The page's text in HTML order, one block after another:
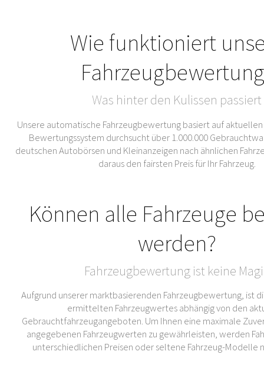
Wie funktioniert
Was hinter den Kulissen passiert
Unsere automatische Fahrzeugbewertung basiert auf
Bewertungssystem durchsucht über 1.000.000
deutschen Autobörsen und Kleinanzeigen nach ähnlichen
daraus den fairsten Preis für Ihr Fahrzeug.
Können alle Fahrzeuge
werden?
Fahrzeugbewertung ist keine
Aufgrund unserer marktbasierenden Fahrzeugbewertung, ist
ermittelten Fahrzeugwertes abhängig von den
Gebrauchtfahrzeugangeboten. Um Ihnen eine maximale
angegebenen Fahrzeugwerten zu gewährleisten, werden
unterschiedlichen Preisen oder seltene Fahrzeug-